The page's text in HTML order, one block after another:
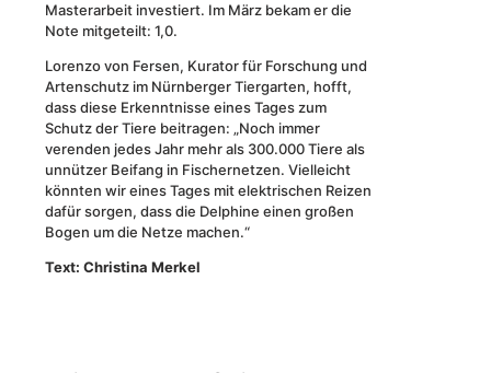
Masterarbeit investiert. Im März bekam er die
Note mitgeteilt: 1,0.
Lorenzo von Fersen, Kurator für Forschung und
Artenschutz im Nürnberger Tiergarten, hofft,
dass diese Erkenntnisse eines Tages zum
Schutz der Tiere beitragen: „Noch immer
verenden jedes Jahr mehr als 300.000 Tiere als
unnützer Beifang in Fischernetzen. Vielleicht
könnten wir eines Tages mit elektrischen Reizen
dafür sorgen, dass die Delphine einen großen
Bogen um die Netze machen.“
Text: Christina Merkel